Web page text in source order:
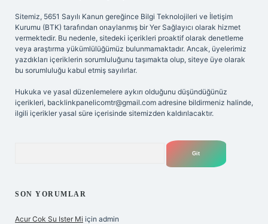
Sitemiz, 5651 Sayılı Kanun gereğince Bilgi Teknolojileri ve İletişim
Kurumu (BTK) tarafından onaylanmış bir Yer Sağlayıcı olarak hizmet
vermektedir. Bu nedenle, sitedeki içerikleri proaktif olarak denetleme
veya araştırma yükümlülüğümüz bulunmamaktadır. Ancak, üyelerimiz
yazdıkları içeriklerin sorumluluğunu taşımakta olup, siteye üye olarak
bu sorumluluğu kabul etmiş sayılırlar.
Hukuka ve yasal düzenlemelere aykırı olduğunu düşündüğünüz
içerikleri, backlinkpanelicomtr@gmail.com adresine bildirmeniz halinde,
ilgili içerikler yasal süre içerisinde sitemizden kaldırılacaktır.
SON YORUMLAR
Acur Cok Su Ister Mi için admin